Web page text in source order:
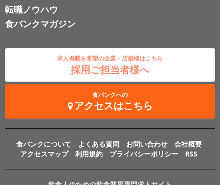
転職ノウハウ
食バンクマガジン
求人掲載を希望の企業・店舗様はこちら
採用ご担当者様へ
食バンクへの
アクセスはこちら
食バンクについて よくある質問 お問い合わせ
会社概要
アクセスマップ
利用規約 プライバシーポリシー RSS